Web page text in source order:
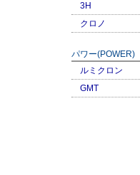
3H
クロノ
パワー(POWER)
ルミクロン
GMT